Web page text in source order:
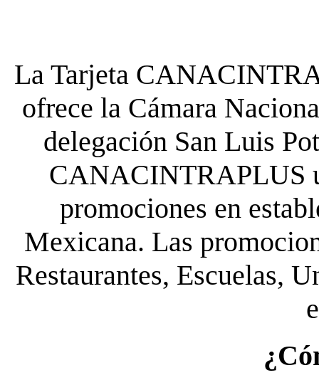
La Tarjeta
ofrece la Cámara
delegación San Luis
CANACINTRAPLUS
promociones en
Mexicana. Las
Restaurantes, Escuelas,